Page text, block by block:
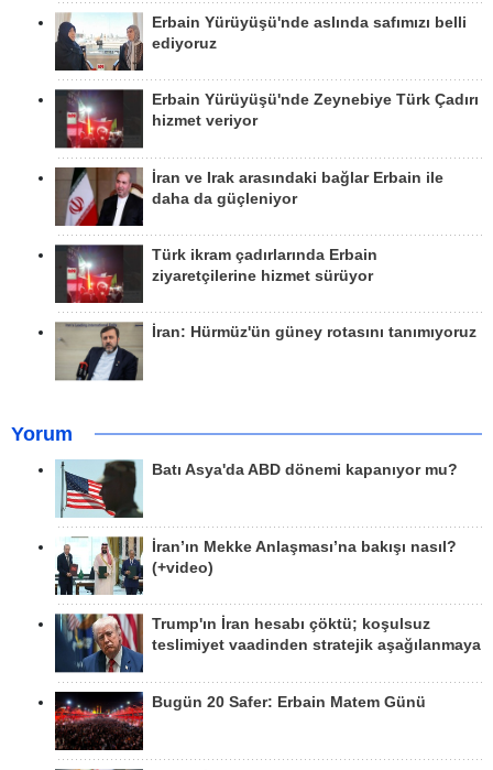
Erbain Yürüyüşü'nde aslında safımızı belli
ediyoruz
Erbain Yürüyüşü'nde Zeynebiye Türk Çadırı
hizmet veriyor
İran ve Irak arasındaki bağlar Erbain ile
daha da güçleniyor
Türk ikram çadırlarında Erbain
ziyaretçilerine hizmet sürüyor
İran: Hürmüz'ün güney rotasını tanımıyoruz
Yorum
Batı Asya'da ABD dönemi kapanıyor mu?
İran’ın Mekke Anlaşması’na bakışı nasıl?
(+video)
Trump'ın İran hesabı çöktü; koşulsuz
teslimiyet vaadinden stratejik aşağılanmaya
Bugün 20 Safer: Erbain Matem Günü